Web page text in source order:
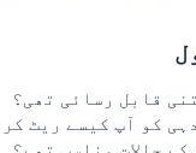
قابل رسائی تھی؟
کو آپ کیسے ریٹ